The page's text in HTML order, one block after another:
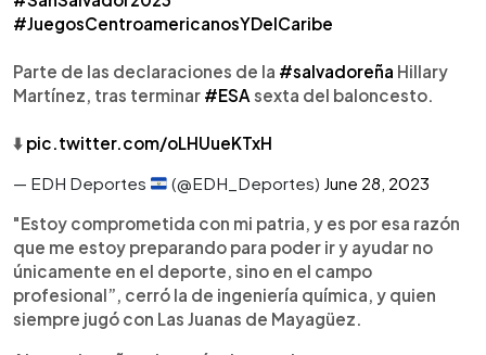
#JuegosCentroamericanosYDelCaribe
Parte de las declaraciones de la #salvadoreña Hillary
Martínez, tras terminar #ESA sexta del baloncesto.
⬇️ pic.twitter.com/oLHUueKTxH
— EDH Deportes
(@EDH_Deportes) June 28, 2023
"Estoy comprometida con mi patria, y es por esa razón
que me estoy preparando para poder ir y ayudar no
únicamente en el deporte, sino en el campo
profesional”, cerró la de ingeniería química, y quien
siempre jugó con Las Juanas de Mayagüez.